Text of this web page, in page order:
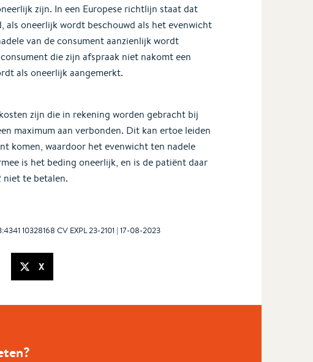
zijn. In een Europese richtlijn staat dat
oneerlijk wordt beschouwd als het evenwicht
van de consument aanzienlijk wordt
die zijn afspraak niet nakomt een
als oneerlijk aangemerkt.
zijn die in rekening worden gebracht bij
maximum aan verbonden. Dit kan ertoe leiden
komen, waardoor het evenwicht ten nadele
is het beding oneerlijk, en is de patiënt daar
niet te betalen.
10328168 CV EXPL 23-2101 | 17-08-2023
X